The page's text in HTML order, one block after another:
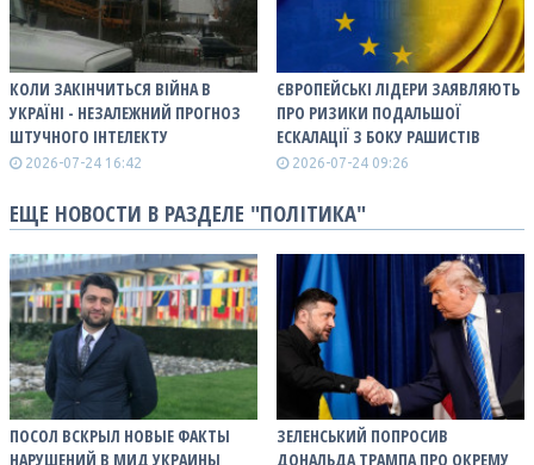
КОЛИ ЗАКІНЧИТЬСЯ ВІЙНА В
УКРАЇНІ - НЕЗАЛЕЖНИЙ ПРОГНОЗ
ШТУЧНОГО ІНТЕЛЕКТУ
2026-07-24 16:42
ЄВРОПЕЙСЬКІ ЛІДЕРИ ЗАЯВЛЯЮТЬ
ПРО РИЗИКИ ПОДАЛЬШОЇ
ЕСКАЛАЦІЇ З БОКУ РАШИСТІВ
2026-07-24 09:26
ЕЩЕ НОВОСТИ В РАЗДЕЛЕ "ПОЛІТИКА"
ПОСОЛ ВСКРЫЛ НОВЫЕ ФАКТЫ
НАРУШЕНИЙ В МИД УКРАИНЫ
ЗЕЛЕНСЬКИЙ ПОПРОСИВ
ДОНАЛЬДА ТРАМПА ПРО ОКРЕМУ